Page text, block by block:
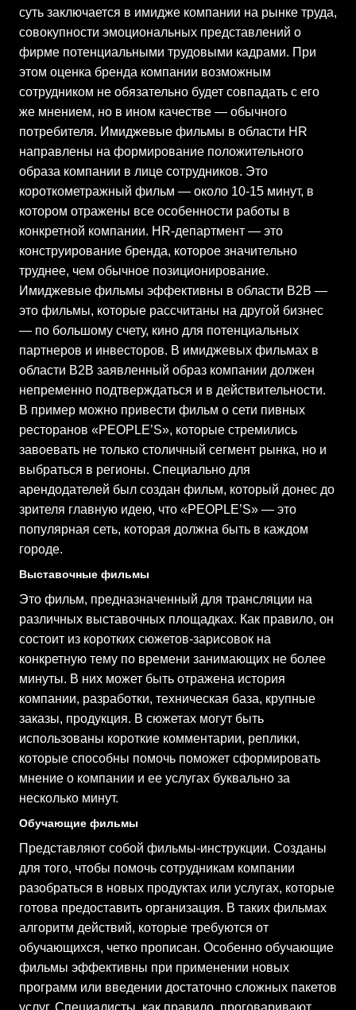
суть заключается в имидже компании на рынке труда,
совокупности эмоциональных представлений о
фирме потенциальными трудовыми кадрами. При
этом оценка бренда компании возможным
сотрудником не обязательно будет совпадать с его
же мнением, но в ином качестве — обычного
потребителя. Имиджевые фильмы в области HR
направлены на формирование положительного
образа компании в лице сотрудников. Это
короткометражный фильм — около 10-15 минут, в
котором отражены все особенности работы в
конкретной компании. HR-департмент — это
конструирование бренда, которое значительно
труднее, чем обычное позиционирование.
Имиджевые фильмы эффективны в области B2B —
это фильмы, которые рассчитаны на другой бизнес
— по большому счету, кино для потенциальных
партнеров и инвесторов. В имиджевых фильмах в
области B2B заявленный образ компании должен
непременно подтверждаться и в действительности.
В пример можно привести фильм о сети пивных
ресторанов «PEOPLE’S», которые стремились
завоевать не только столичный сегмент рынка, но и
выбраться в регионы. Специально для
арендодателей был создан фильм, который донес до
зрителя главную идею, что «PEOPLE’S» — это
популярная сеть, которая должна быть в каждом
городе.
Выставочные фильмы
Это фильм, предназначенный для трансляции на
различных выставочных площадках. Как правило, он
состоит из коротких сюжетов-зарисовок на
конкретную тему по времени занимающих не более
минуты. В них может быть отражена история
компании, разработки, техническая база, крупные
заказы, продукция. В сюжетах могут быть
использованы короткие комментарии, реплики,
которые способны помочь поможет сформировать
мнение о компании и ее услугах буквально за
несколько минут.
Обучающие фильмы
Представляют собой фильмы-инструкции. Cозданы
для того, чтобы помочь сотрудникам компании
разобраться в новых продуктах или услугах, которые
готова предоставить организация. В таких фильмах
алгоритм действий, которые требуются от
обучающихся, четко прописан. Особенно обучающие
фильмы эффективны при применении новых
программ или введении достаточно сложных пакетов
услуг. Специалисты, как правило, проговаривают